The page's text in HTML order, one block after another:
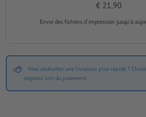
€ 21,90
Envoi des fichiers d'impression jusqu'à
Vous souhaitez une livraison plus rapide ?
express lors du paiement.